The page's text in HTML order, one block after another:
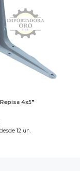
4x5"
12 un.